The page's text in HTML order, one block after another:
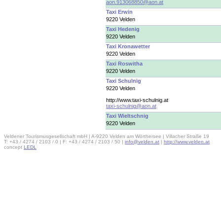
aon.913068850@aon.at
Taxi Erwin
9220 Velden
Taxi Hedenig
9220 Velden
Taxi Kronawetter
9220 Velden
Taxi Roswitha
9220 Velden
Taxi Schulnig
9220 Velden
http://www.taxi-schulnig.at
taxi-schulnig@aon.at
Taxi Wieltschnig
9220 Velden
Veldener Tourismusgesellschaft mbH | A-9220 Velden am Wörthersee | Villacher Straße 19
T: +43 / 4274 / 2103 / 0 | F: +43 / 4274 / 2103 / 50 | info@velden.at | http://www.velden.at
concept LEDL